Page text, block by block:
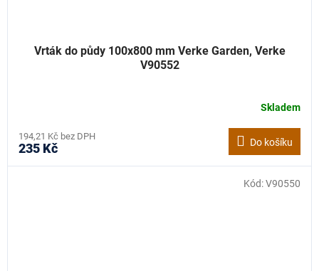
Vrták do půdy 100x800 mm Verke Garden, Verke
V90552
Skladem
194,21 Kč bez DPH
235 Kč Do košíku
Kód:V90550